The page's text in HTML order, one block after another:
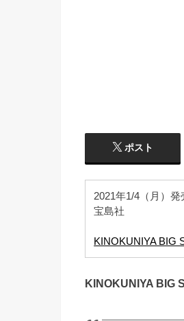
ポスト
2021年1/4（月）発
宝島社
KINOKUNIYA BIG
KINOKUNIYA BIG